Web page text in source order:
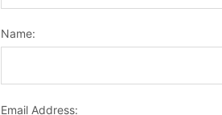
Name:
Email Address: